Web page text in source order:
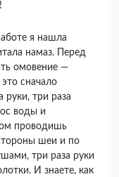
я нашла
намаз. Перед
омовение —
сначало
три раза
воды и
проводишь
шеи и по
три раза руки
И знаете, как